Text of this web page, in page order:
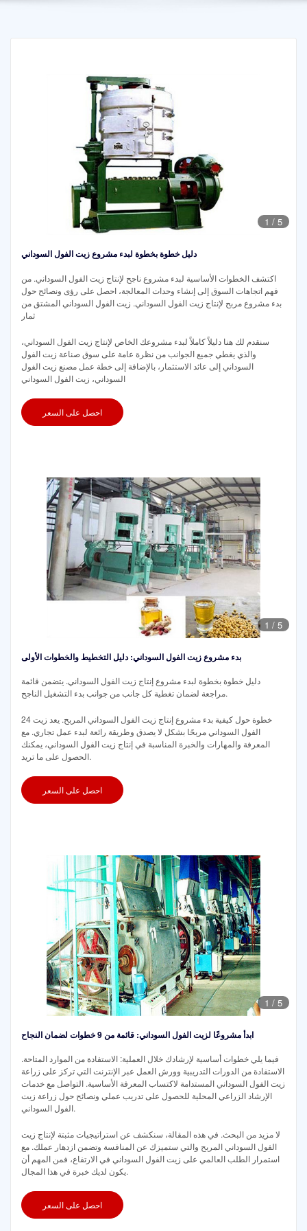
1 / 5
دليل خطوة بخطوة لبدء مشروع زيت الفول السوداني
اكتشف الخطوات الأساسية لبدء مشروع ناجح لإنتاج زيت الفول السوداني. من
فهم اتجاهات السوق إلى إنشاء وحدات المعالجة، احصل على رؤى ونصائح حول
بدء مشروع مربح لإنتاج زيت الفول السوداني. زيت الفول السوداني المشتق من
ثمار
سنقدم لك هنا دليلاً كاملاً لبدء مشروعك الخاص لإنتاج زيت الفول السوداني،
والذي يغطي جميع الجوانب من نظرة عامة على سوق صناعة زيت الفول
السوداني إلى عائد الاستثمار، بالإضافة إلى خطة عمل مصنع زيت الفول
السوداني، زيت الفول السوداني
احصل على السعر
1 / 5
بدء مشروع زيت الفول السوداني: دليل التخطيط والخطوات الأولى
دليل خطوة بخطوة لبدء مشروع إنتاج زيت الفول السوداني. يتضمن قائمة
مراجعة لضمان تغطية كل جانب من جوانب بدء التشغيل الناجح.
24 خطوة حول كيفية بدء مشروع إنتاج زيت الفول السوداني المربح. يعد زيت
الفول السوداني مربحًا بشكل لا يصدق وطريقة رائعة لبدء عمل تجاري. مع
المعرفة والمهارات والخبرة المناسبة في إنتاج زيت الفول السوداني، يمكنك
الحصول على ما تريد.
احصل على السعر
1 / 5
ابدأ مشروعًا لزيت الفول السوداني: قائمة من 9 خطوات لضمان النجاح
فيما يلي خطوات أساسية لإرشادك خلال العملية: الاستفادة من الموارد المتاحة.
الاستفادة من الدورات التدريبية وورش العمل عبر الإنترنت التي تركز على زراعة
زيت الفول السوداني المستدامة لاكتساب المعرفة الأساسية. التواصل مع خدمات
الإرشاد الزراعي المحلية للحصول على تدريب عملي ونصائح حول زراعة زيت
الفول السوداني.
لا مزيد من البحث. في هذه المقالة، سنكشف عن استراتيجيات مثبتة لإنتاج زيت
الفول السوداني المربح والتي ستميزك عن المنافسة وتضمن ازدهار عملك. مع
استمرار الطلب العالمي على زيت الفول السوداني في الارتفاع، فمن المهم أن
يكون لديك خبرة في هذا المجال.
احصل على السعر